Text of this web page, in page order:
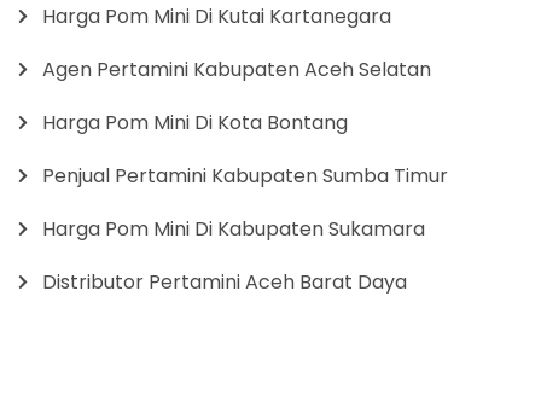
Harga Pom Mini Di Kutai Kartanegara
Agen Pertamini Kabupaten Aceh Selatan
Harga Pom Mini Di Kota Bontang
Penjual Pertamini Kabupaten Sumba Timur
Harga Pom Mini Di Kabupaten Sukamara
Distributor Pertamini Aceh Barat Daya